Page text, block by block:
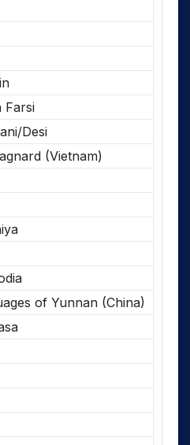
Farsi
Desi
(Vietnam)
of Yunnan (China)